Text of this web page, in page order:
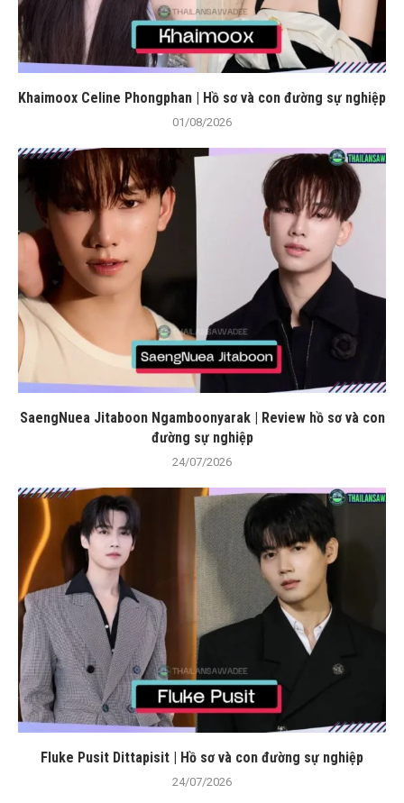
Khaimoox Celine Phongphan | Hồ sơ và con đường sự nghiệp
01/08/2026
SaengNuea Jitaboon Ngamboonyarak | Review hồ sơ và con
đường sự nghiệp
24/07/2026
Fluke Pusit Dittapisit | Hồ sơ và con đường sự nghiệp
24/07/2026